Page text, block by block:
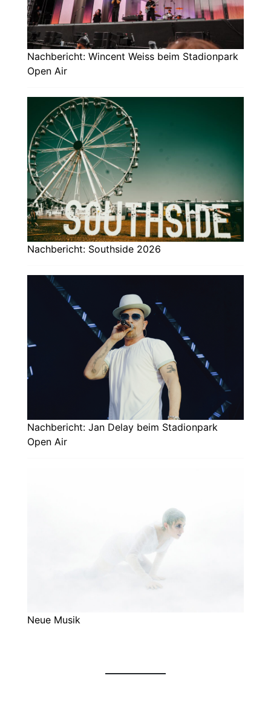
Nachbericht: Wincent Weiss beim Stadionpark
Open Air
Nachbericht: Southside 2026
Nachbericht: Jan Delay beim Stadionpark
Open Air
Neue Musik